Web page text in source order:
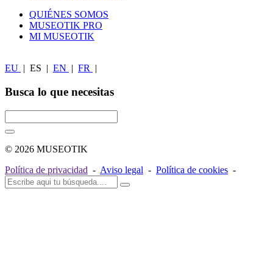
QUIÉNES SOMOS
MUSEOTIK PRO
MI MUSEOTIK
EU | ES | EN | FR |
Busca lo que necesitas
© 2026 MUSEOTIK
Política de privacidad - Aviso legal - Política de cookies -